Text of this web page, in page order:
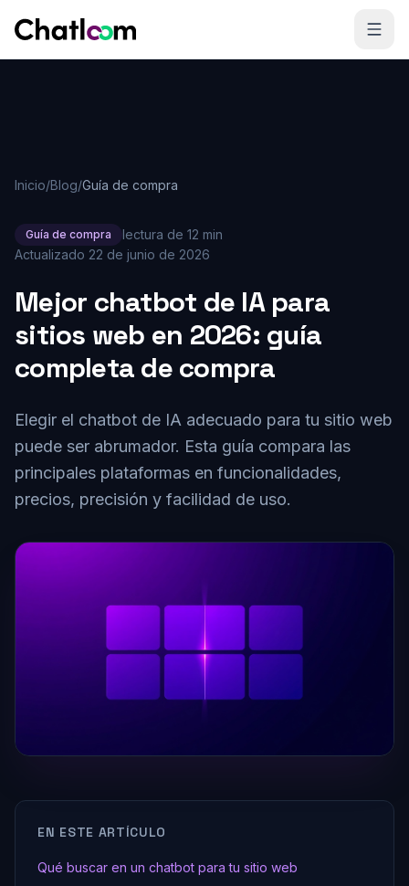
Inicio/Blog/Guía de compra
Guía de compra
lectura de 12 min
Actualizado 22 de junio de 2026
Mejor chatbot de IA para
sitios web en 2026: guía
completa de compra
Elegir el chatbot de IA adecuado para tu sitio web
puede ser abrumador. Esta guía compara las
principales plataformas en funcionalidades,
precios, precisión y facilidad de uso.
EN ESTE ARTÍCULO
Qué buscar en un chatbot para tu sitio web